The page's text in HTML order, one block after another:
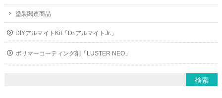
塗装関連商品
DIYアルマイトKit「Dr.アルマイトJr.」
ポリマーコーティング剤「LUSTER NEO」